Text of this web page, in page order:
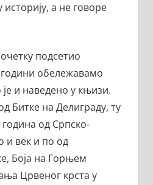
а не говоре
подсетио
години обележавамо
и наведено у књизи.
Битке на Делиграду, ту
од Српско-
и век и по од
Боја на Горњем
Црвеног крста у